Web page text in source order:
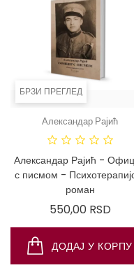
БРЗИ ПРЕГЛЕД
Александар Рајић
Александар Рајић -
с писмом -
роман
550,00 RSDЦена
ДОДАЈ У КОРПУ